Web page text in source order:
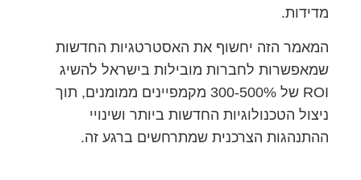
מדידות.
המאמר הזה יחשוף את האסטרטגיות החדשות
שמאפשרות לחברות מובילות בישראל להשיג
ROI של 300-500% מקמפיינים ממומנים, תוך
ניצול הטכנולוגיות החדשות ביותר ושינויי
ההתנהגות הצרכנית שמתרחשים ברגע זה.